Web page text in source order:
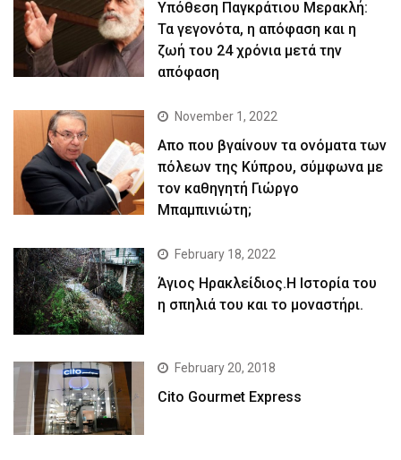
Yπόθεση Παγκράτιου Μερακλή:
Τα γεγονότα, η απόφαση και η
ζωή του 24 χρόνια μετά την
απόφαση
November 1, 2022
Απο που βγαίνουν τα ονόματα των
πόλεων της Κύπρου, σύμφωνα με
τον καθηγητή Γιώργο
Μπαμπινιώτη;
February 18, 2022
Άγιος Ηρακλείδιος.Η Ιστορία του
η σπηλιά του και το μοναστήρι.
February 20, 2018
Cito Gourmet Express